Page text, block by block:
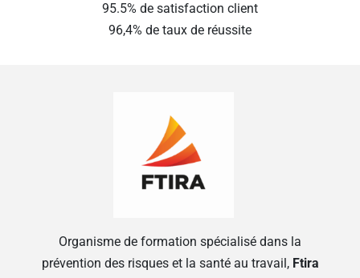
95.5% de satisfaction client
96,4% de taux de réussite
Organisme de formation spécialisé dans la
prévention des risques et la santé au travail, Ftira